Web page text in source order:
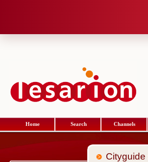
Home Search Channels
Cityguide